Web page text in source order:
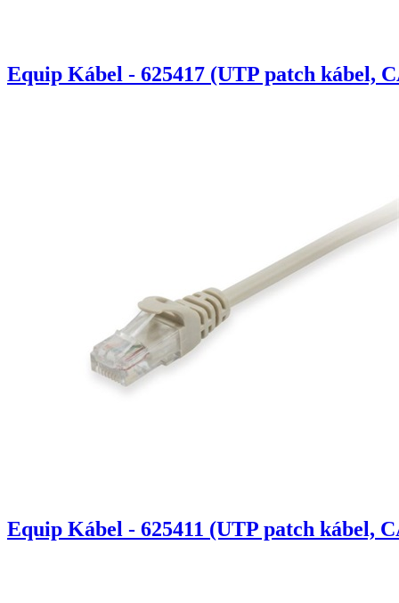
Equip Kábel - 625417 (UTP patch kábel,
Equip Kábel - 625411 (UTP patch kábel,